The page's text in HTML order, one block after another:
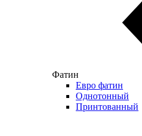
Фатин
Евро фатин
Однотонный
Принтованный